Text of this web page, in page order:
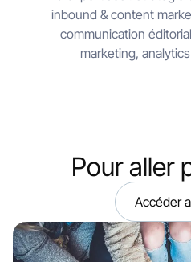
inbound & content
communication
marketing,
Pour aller
Accéder